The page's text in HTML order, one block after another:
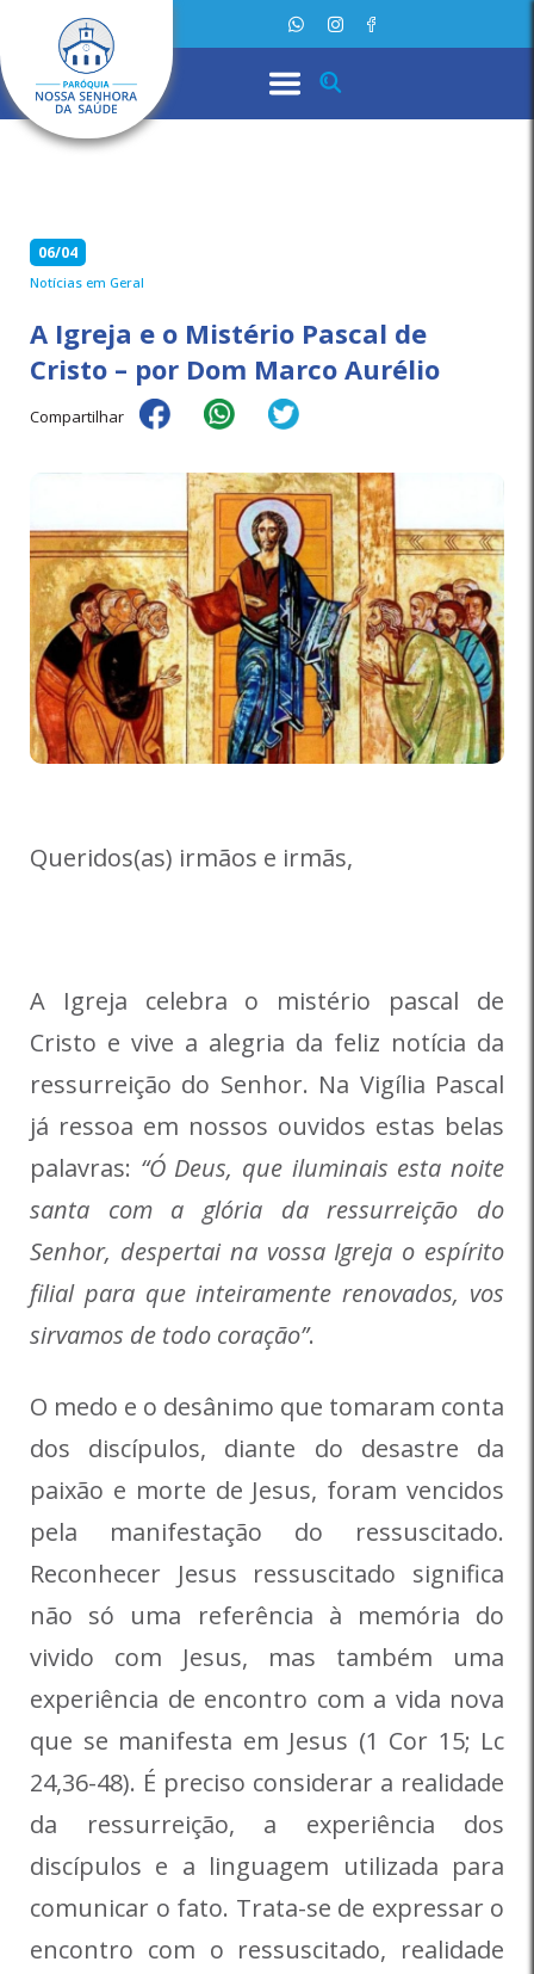
06/04
Notícias em Geral
A Igreja e o Mistério Pascal de
Cristo – por Dom Marco Aurélio
Compartilhar
Queridos(as) irmãos e irmãs,
A Igreja celebra o mistério pascal de
Cristo e vive a alegria da feliz notícia da
ressurreição do Senhor. Na Vigília Pascal
já ressoa em nossos ouvidos estas belas
palavras: “Ó Deus, que iluminais esta noite
santa com a glória da ressurreição do
Senhor, despertai na vossa Igreja o espírito
filial para que inteiramente renovados, vos
sirvamos de todo coração”.
O medo e o desânimo que tomaram conta
dos discípulos, diante do desastre da
paixão e morte de Jesus, foram vencidos
pela manifestação do ressuscitado.
Reconhecer Jesus ressuscitado significa
não só uma referência à memória do
vivido com Jesus, mas também uma
experiência de encontro com a vida nova
que se manifesta em Jesus (1 Cor 15; Lc
24,36-48). É preciso considerar a realidade
da ressurreição, a experiência dos
discípulos e a linguagem utilizada para
comunicar o fato. Trata-se de expressar o
encontro com o ressuscitado, realidade